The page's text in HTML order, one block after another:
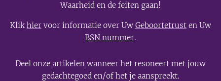
Waarheid en de feiten gaan!
Klikhier voor informatie over Uw Geboortetrust en Uw
BSN nummer.
Deel onze artikelen wanneer het resoneert met jouw
gedachtegoed en/of het je aanspreekt.